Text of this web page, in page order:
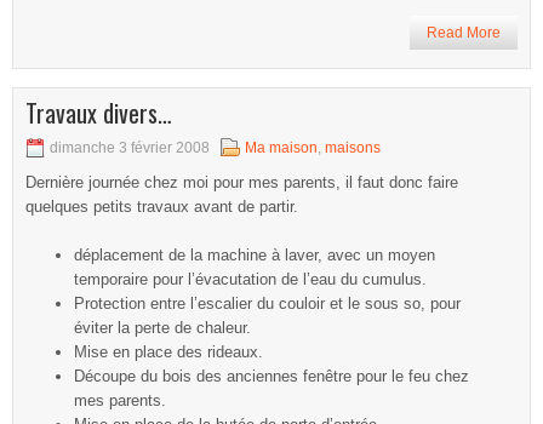
Read More
Travaux divers…
dimanche 3 février 2008 Ma maison, maisons
Dernière journée chez moi pour mes parents, il faut donc faire
quelques petits travaux avant de partir.
déplacement de la machine à laver, avec un moyen
temporaire pour l’évacutation de l’eau du cumulus.
Protection entre l’escalier du couloir et le sous so, pour
éviter la perte de chaleur.
Mise en place des rideaux.
Découpe du bois des anciennes fenêtre pour le feu chez
mes parents.